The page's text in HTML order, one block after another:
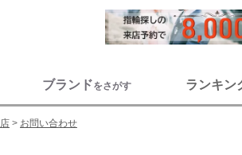
ブランドをさがす ランキン
お問い合わせ